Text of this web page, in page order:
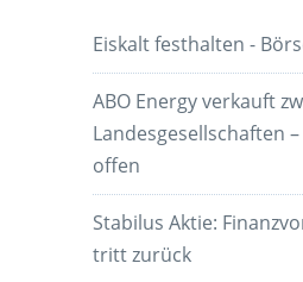
Eiskalt festhalten -
ABO Energy verkauft
Landesgesellschaften
offen
Stabilus Aktie:
tritt zurück